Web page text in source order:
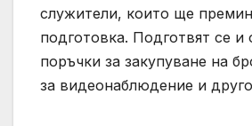
служители, които ще
подготовка. Подготвят се и
поръчки за закупуване на
за видеонаблюдение и